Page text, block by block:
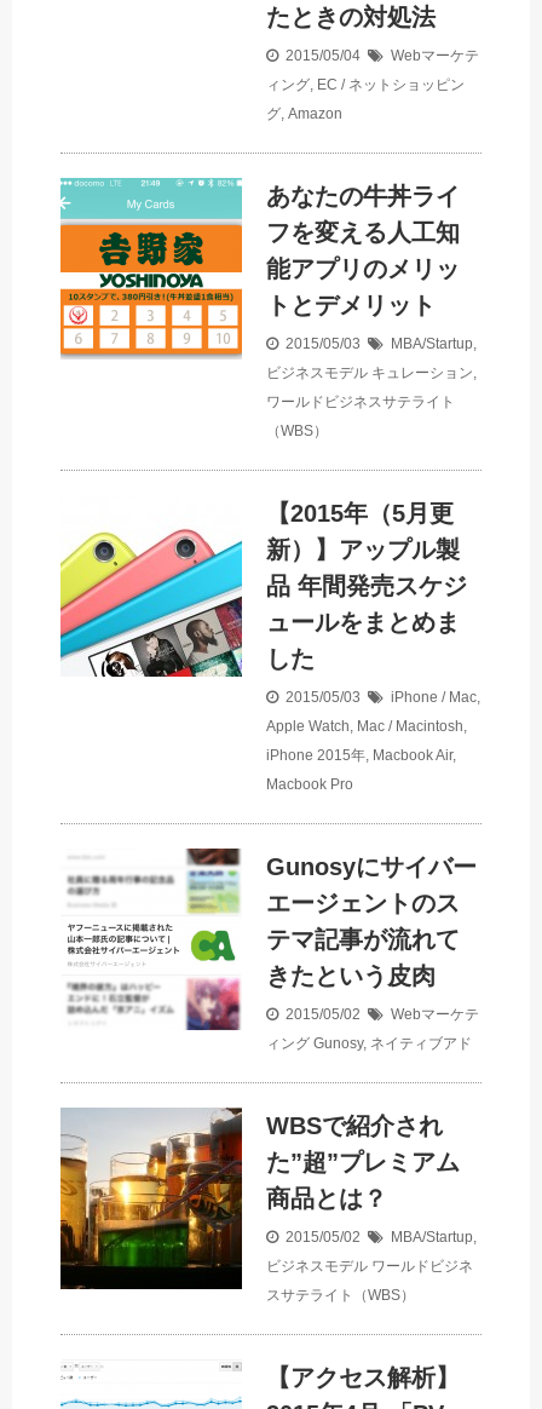
たときの対処法
2015/05/04
Webマーケテ
ィング EC / ネットショッピン
グ Amazon
あなたの牛丼ライ
フを変える人工知
能アプリのメリッ
トとデメリット
2015/05/03 MBA/Startup
ビジネスモデル キュレーション
ワールドビジネスサテライト
（WBS）
【2015年（5月更
新）】アップル製
品 年間発売スケジ
ュールをまとめま
した
2015/05/03 iPhone / Mac
Apple Watch Mac / Macintosh
iPhone 2015年 Macbook Air,
Macbook Pro
Gunosyにサイバー
エージェントのス
テマ記事が流れて
きたという皮肉
2015/05/02
Webマーケテ
ィング Gunosy, ネイティブアド
WBSで紹介され
た”超”プレミアム
商品とは？
2015/05/02 MBA/Startup
ビジネスモデル ワールドビジネ
スサテライト（WBS）
【アクセス解析】